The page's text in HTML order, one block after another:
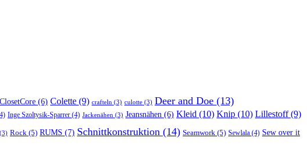
ClosetCore (6) Colette (9) crafteln (3) culotte (3) Deer and Doe (13)
Inge Szoltysik-Sparrer (4) Jackenähen (3) Jeansnähen (6) Kleid (10) Knip (10) Lillestoff(9)
(3) Rock (5) RUMS (7) Schnittkonstruktion (14) Seamwork (5) Sewlala (4) Sew over it